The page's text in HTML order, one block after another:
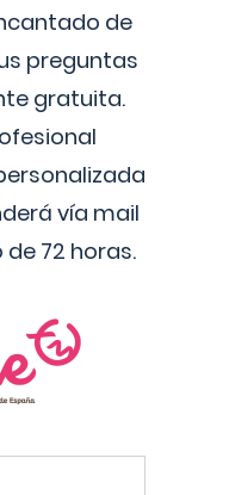
de
preguntas
gratuita.
vía mail
72 horas.